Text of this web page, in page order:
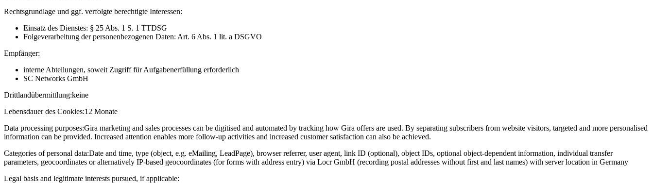
Rechtsgrundlage und ggf. verfolgte berechtigte Interessen:
Einsatz des Dienstes: § 25 Abs. 1 S. 1 TTDSG
Folgeverarbeitung der personenbezogenen Daten: Art. 6 Abs. 1 lit. a DSGVO
Empfänger:
interne Abteilungen, soweit Zugriff für Aufgabenerfüllung erforderlich
SC Networks GmbH
Drittlandübermittlung:keine
Lebensdauer des Cookies:12 Monate
Data processing purposes:Gira marketing and sales processes can be digitised and automated by tracking how Gira offers are used. By separating subscribers from website visitors, targeted and more personalised
information can be provided. Increased attention enables more follow-up activities and increased customer satisfaction can also be achieved.
Categories of personal data:Date and time, type (object, e.g. eMailing, LeadPage), browser referrer, user agent, link ID (optional), object IDs, optional object-dependent information, individual transfer
parameters, geocoordinates or alternatively IP-based geocoordinates (for forms with address entry) via Locr GmbH (recording postal addresses without first and last names) with server location in Germany
Legal basis and legitimate interests pursued, if applicable: